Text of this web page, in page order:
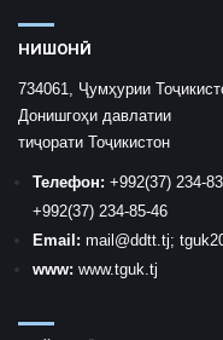
НИШОНӢ
734061, Ҷумҳурии
Донишгоҳи давлатии
тиҷорати Тоҷикистон
Телефон: +992(37) 234-
+992(37) 234-85-46
Email: mail @ddtt.tj;
www: www.tguk.tj